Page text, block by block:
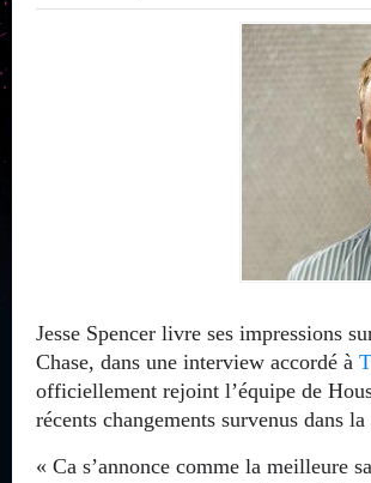
Jesse Spencer livre ses impressions
Chase, dans une interview accordé à
officiellement rejoint l’équipe de
récents changements survenus dans
« Ca s’annonce comme la meilleure